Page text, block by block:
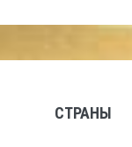
СТРАНЫ